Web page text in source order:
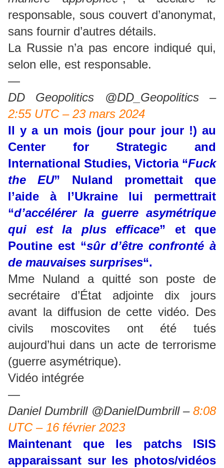
responsable, sous couvert d’anonymat,
sans fournir d’autres détails.
La Russie n’a pas encore indiqué qui,
selon elle, est responsable.
—
DD Geopolitics @DD_Geopolitics –
2:55 UTC – 23 mars 2024
Il y a un mois (jour pour jour !) au
Center for Strategic and
International Studies, Victoria “Fuck
the EU” Nuland promettait que
l’aide à l’Ukraine lui permettrait
“d’accélérer la guerre asymétrique
qui est la plus efficace” et que
Poutine est “sûr d’être confronté à
de mauvaises surprises“.
Mme Nuland a quitté son poste de
secrétaire d’État adjointe dix jours
avant la diffusion de cette vidéo. Des
civils moscovites ont été tués
aujourd’hui dans un acte de terrorisme
(guerre asymétrique).
Vidéo intégrée
—
Daniel Dumbrill @DanielDumbrill – 8:08
UTC – 16 février 2023
Maintenant que les patchs ISIS
apparaissant sur les photos/vidéos